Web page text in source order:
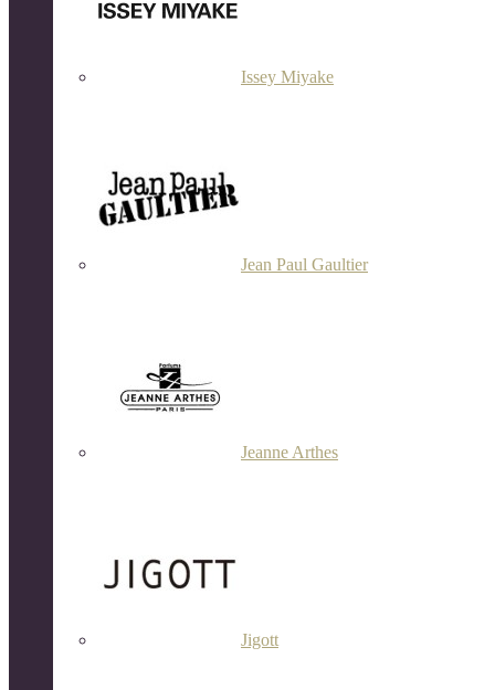
Issey Miyake
Jean Paul Gaultier
Jeanne Arthes
Jigott